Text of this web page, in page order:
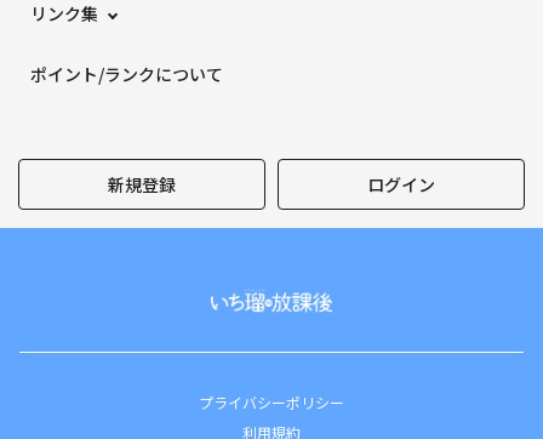
リンク集
ポイント/ランクについて
新規登録 ログイン
プライバシーポリシー
利用規約